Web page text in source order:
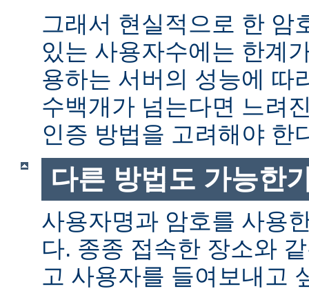
그래서 현실적으로 한 암
있는 사용자수에는 한계
용하는 서버의 성능에 따
수백개가 넘는다면 느려
인증 방법을 고려해야 한
다른 방법도 가능한
사용자명과 암호를 사용
다. 종종 접속한 장소와
고 사용자를 들여보내고